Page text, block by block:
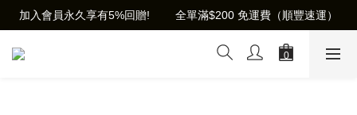
加入會員永久享有5%回贈!        全單滿$200 免運費（順豐速運）